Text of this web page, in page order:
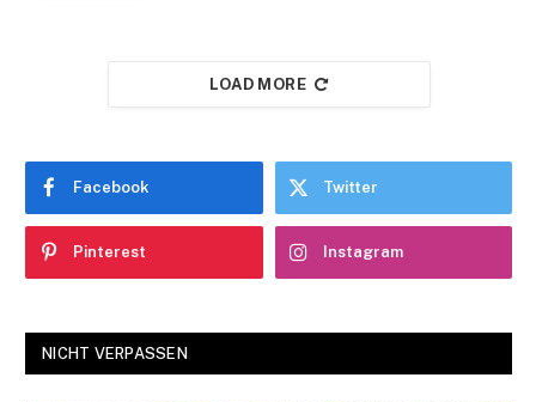
LOAD MORE
Facebook Twitter
Pinterest Instagram
NICHT VERPASSEN